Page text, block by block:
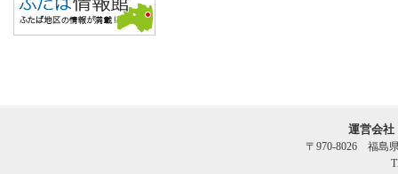
運営会
〒970-8026 福島